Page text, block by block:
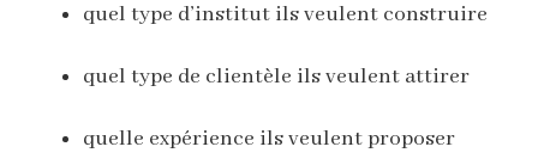
quel type d’institut ils veulent construire
quel type de clientèle ils veulent attirer
quelle expérience ils veulent proposer